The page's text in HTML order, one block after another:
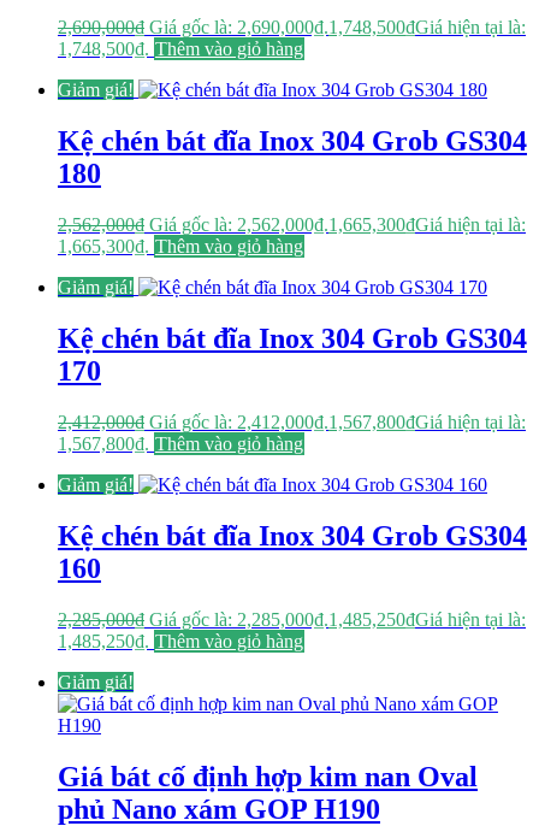
2,690,000₫ Giá gốc là: 2,690,000₫.1,748,500₫Giá hiện tại là:
1,748,500₫. Thêm vào giỏ hàng
Giảm giá!
Kệ chén bát đĩa Inox 304 Grob GS304
180
2,562,000₫ Giá gốc là: 2,562,000₫.1,665,300₫Giá hiện tại là:
1,665,300₫. Thêm vào giỏ hàng
Giảm giá!
Kệ chén bát đĩa Inox 304 Grob GS304
170
2,412,000₫ Giá gốc là: 2,412,000₫.1,567,800₫Giá hiện tại là:
1,567,800₫. Thêm vào giỏ hàng
Giảm giá!
Kệ chén bát đĩa Inox 304 Grob GS304
160
2,285,000₫ Giá gốc là: 2,285,000₫.1,485,250₫Giá hiện tại là:
1,485,250₫. Thêm vào giỏ hàng
Giảm giá!
Giá bát cố định hợp kim nan Oval
phủ Nano xám GOP H190